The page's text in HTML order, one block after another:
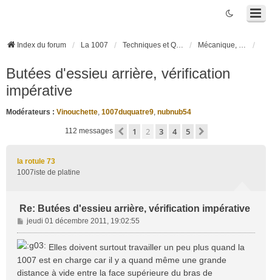
Index du forum La 1007 Techniques et Questions Mécanique, liaison au sol et pneumatiques
Butées d'essieu arrière, vérification
impérative
Modérateurs : Vinouchette, 1007duquatre9, nubnub54
112 messages Précédente
1 2 3 4 5
la rotule 73
1007iste de platine
Re: Butées d'essieu arrière, vérification impérative
M
e
s
a
g
jeudi 01 décembre 2011, 19:02:55
Elles doivent surtout travailler un peu plus quand la
1007 est en charge car il y a quand même une grande
distance à vide entre la face supérieure du bras de